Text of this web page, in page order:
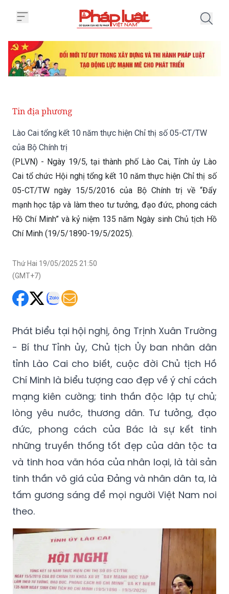
Tin địa phương
Lào Cai tổng kết 10 năm thực hiện Chỉ thị số 05-CT/TW
của Bộ Chính trị
(PLVN) - Ngày 19/5, tại thành phố Lào Cai, Tỉnh ủy Lào
Cai tổ chức Hội nghị tổng kết 10 năm thực hiện Chỉ thị số
05-CT/TW ngày 15/5/2016 của Bộ Chính trị về “Đẩy
mạnh học tập và làm theo tư tưởng, đạo đức, phong cách
Hồ Chí Minh” và kỷ niệm 135 năm Ngày sinh Chủ tịch Hồ
Chí Minh (19/5/1890-19/5/2025).
Thứ Hai 19/05/2025 21:50
(GMT+7)
Phát biểu tại hội nghị, ông Trịnh Xuân Trường
- Bí thư Tỉnh ủy, Chủ tịch Ủy ban nhân dân
tỉnh Lào Cai cho biết, cuộc đời Chủ tịch Hồ
Chí Minh là biểu tượng cao đẹp về ý chí cách
mạng kiên cường; tinh thần độc lập tự chủ;
lòng yêu nước, thương dân. Tư tưởng, đạo
đức, phong cách của Bác là sự kết tinh
những truyền thống tốt đẹp của dân tộc ta
và tinh hoa văn hóa của nhân loại, là tài sản
tinh thần vô giá của Đảng và nhân dân ta, là
tấm gương sáng để mọi người Việt Nam noi
theo.